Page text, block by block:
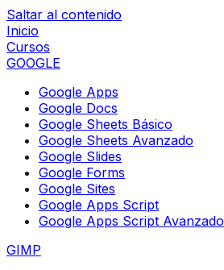
Saltar al contenido
Inicio
Cursos
GOOGLE
Google Apps
Google Docs
Google Sheets Básico
Google Sheets Avanzado
Google Slides
Google Forms
Google Sites
Google Apps Script
Google Apps Script Avanzado
GIMP